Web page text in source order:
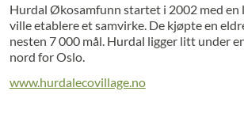
Hurdal Økosamfunn startet i 2002 med en
ville etablere et samvirke. De kjøpte en
nesten 7 000 mål. Hurdal ligger litt under
nord for Oslo.
www.hurdalecovillage.no